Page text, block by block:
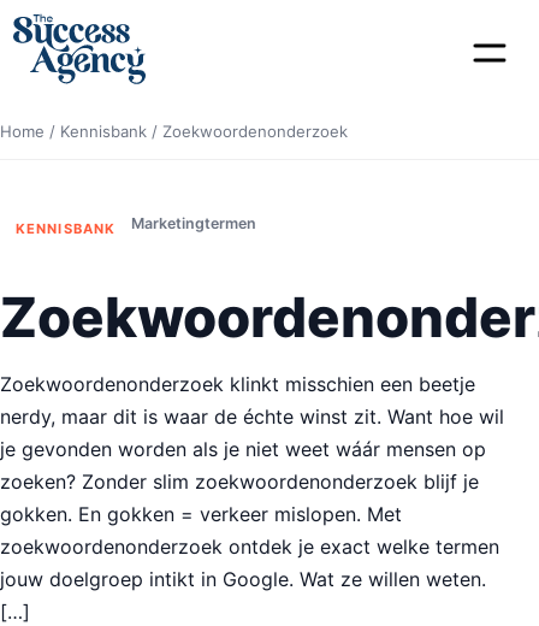
Home / Kennisbank / Zoekwoordenonderzoek
KENNISBANK Marketingtermen
Zoekwoordenonderzoek klinkt misschien een beetje
nerdy, maar dit is waar de échte winst zit. Want hoe wil
je gevonden worden als je niet weet wáár mensen op
zoeken? Zonder slim zoekwoordenonderzoek blijf je
gokken. En gokken = verkeer mislopen. Met
zoekwoordenonderzoek ontdek je exact welke termen
jouw doelgroep intikt in Google. Wat ze willen weten.
[…]